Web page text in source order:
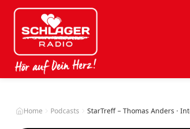
Home Podcasts StarTreff – Thomas Anders ·